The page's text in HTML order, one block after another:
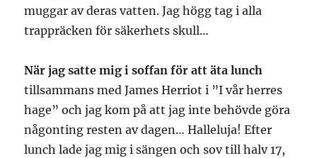
muggar av deras vatten. Jag högg tag i alla
trappräcken för säkerhets skull…
När jag satte mig i soffan för att äta lunch
tillsammans med James Herriot i ”I vår herres
hage” och jag kom på att jag inte behövde göra
någonting resten av dagen… Halleluja! Efter
lunch lade jag mig i sängen och sov till halv 17,